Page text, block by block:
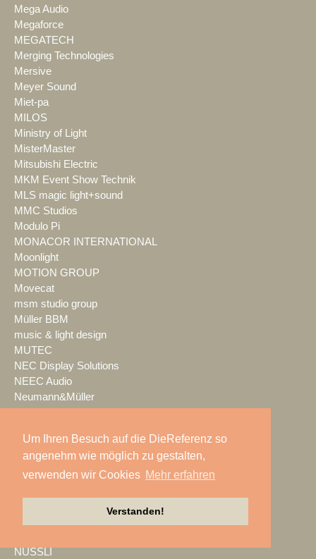
Um Ihren Besuch auf die DieReferenz so
angenehm wie möglich zu gestalten,
verwenden wir Cookies Mehr erfahren
Verstanden!
Mega Audio
Megaforce
MEGATECH
Merging Technologies
Mersive
Meyer Sound
Miet-pa
MILOS
Ministry of Light
MisterMaster
Mitsubishi Electric
MKM Event Show Technik
MLS magic light+sound
MMC Studios
Modulo Pi
MONACOR INTERNATIONAL
Moonlight
MOTION GROUP
Movecat
msm studio group
Müller BBM
music & light design
MUTEC
NEC Display Solutions
NEEC Audio
Neumann&Müller
NicLen
NIEMEIER Event Tools
NIYU.productions
Nocturne Drones GmbH
NÜSSLI